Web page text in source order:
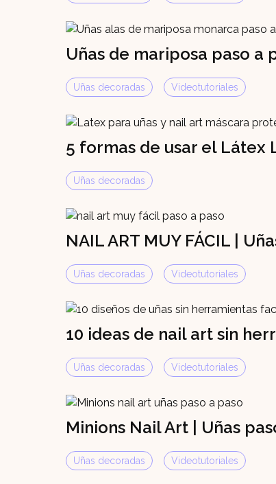
Uñas de mariposa paso a
Uñas decoradas Videotutoriales
5 formas de usar el Látex
Uñas decoradas
NAIL ART MUY FÁCIL |
Uñas decoradas Videotutoriales
10 ideas de nail art sin
Uñas decoradas Videotutoriales
Minions Nail Art | Uñas
Uñas decoradas Videotutoriales